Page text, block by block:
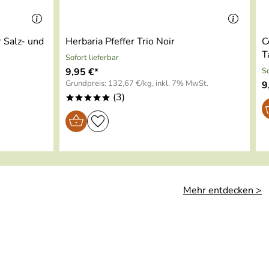
man eine Anleitung erwarten. Dafür gibt es natürlich
und
Herbaria Pfeffer Trio Noir
Sofort lieferbar
9,95 €*
Grundpreis: 132,67 €/kg, inkl. 7% MwSt.
***** (3)
Mehr entdecken >